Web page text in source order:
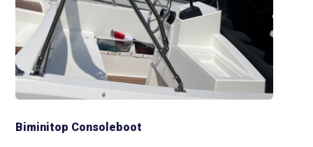
Biminitop Consoleboot